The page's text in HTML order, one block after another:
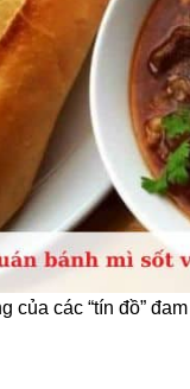
của các “tín đồ”